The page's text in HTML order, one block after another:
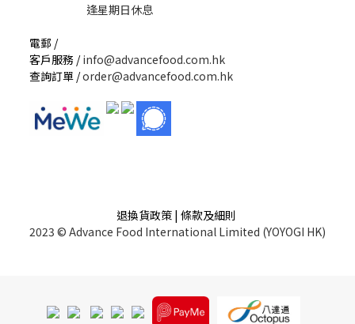
逢星期日休息
電郵 /
客戶服務 /info@advancefood.com.hk
查詢訂單 /order@advancefood.com.hk
退換貨政策 | 條款及細則
2023 © Advance Food International Limited (YOYOGI HK)